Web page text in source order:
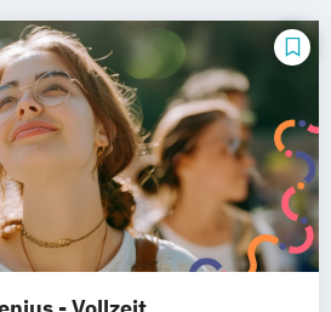
Hotelökonom
(FH)